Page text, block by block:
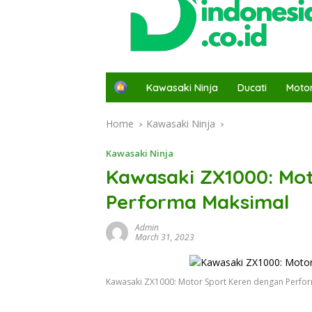
H
e
Kawasaki Ninja Ducati
Home Kawasaki Ninja
Kawasaki Ninja
Kawasaki ZX1000:
Performa Maksimal
Admin
March 31, 2023
Kawasaki ZX1000: Motor Sport Keren dengan